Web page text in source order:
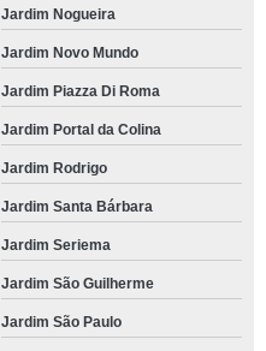
Jardim Nogueira
Jardim Novo Mundo
Jardim Piazza Di Roma
Jardim Portal da Colina
Jardim Rodrigo
Jardim Santa Bárbara
Jardim Seriema
Jardim São Guilherme
Jardim São Paulo